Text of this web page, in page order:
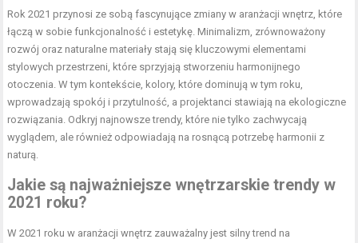
Rok 2021 przynosi ze sobą fascynujące zmiany w aranżacji wnętrz, które
łączą w sobie funkcjonalność i estetykę. Minimalizm, zrównoważony
rozwój oraz naturalne materiały stają się kluczowymi elementami
stylowych przestrzeni, które sprzyjają stworzeniu harmonijnego
otoczenia. W tym kontekście, kolory, które dominują w tym roku,
wprowadzają spokój i przytulność, a projektanci stawiają na ekologiczne
rozwiązania. Odkryj najnowsze trendy, które nie tylko zachwycają
wyglądem, ale również odpowiadają na rosnącą potrzebę harmonii z
naturą.
Jakie są najważniejsze wnętrzarskie trendy w
2021 roku?
W 2021 roku w aranżacji wnętrz zauważalny jest silny trend na